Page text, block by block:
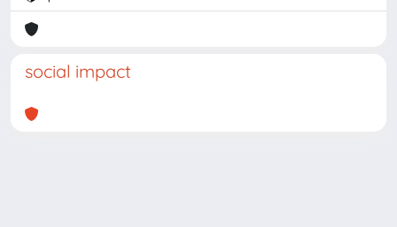
social impact